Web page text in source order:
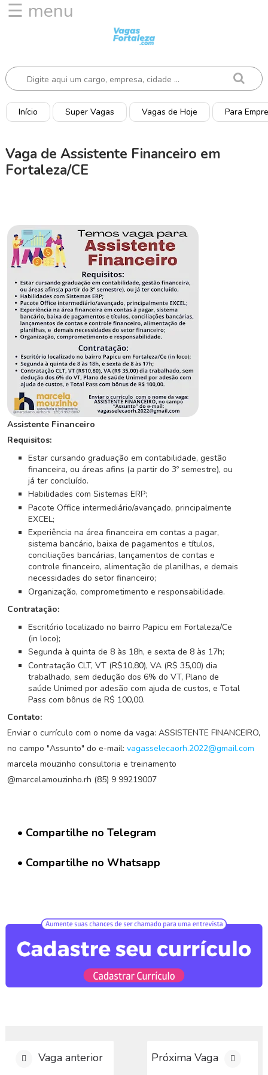
☰ menu
í
c
i
o
a
g
a
H
o
j
e
C
o
n
c
u
r
s
o
s
N
o
t
í
i
a
s
G
o
W
h
a
s
a
C
a
d
a
s
t
C
r
l
o
v
r
V
Início Super Vagas Vagas de Hoje Para
Vaga de Assistente Financeiro em
Fortaleza/CE
Assistente Financeiro
Requisitos:
Estar cursando graduação em contabilidade, gestão
financeira, ou áreas afins (a partir do 3º semestre), ou
já ter concluído.
Habilidades com Sistemas ERP;
Pacote Office intermediário/avançado, principalmente
EXCEL;
Experiência na área financeira em contas a pagar,
sistema bancário, baixa de pagamentos e títulos,
conciliações bancárias, lançamentos de contas e
controle financeiro, alimentação de planilhas, e demais
necessidades do setor financeiro;
Organização, comprometimento e responsabilidade.
Contratação:
Escritório localizado no bairro Papicu em Fortaleza/Ce
(in loco);
Segunda à quinta de 8 às 18h, e sexta de 8 às 17h;
Contratação CLT, VT (R$10,80), VA (R$ 35,00) dia
trabalhado, sem dedução dos 6% do VT, Plano de
saúde Unimed por adesão com ajuda de custos, e Total
Pass com bônus de R$ 100,00.
Contato:
Enviar o currículo com o nome da vaga: ASSISTENTE FINANCEIRO,
no campo "Assunto" do e-mail: vagasselecaorh.2022@gmail.com
marcela mouzinho consultoria e treinamento
@marcelamouzinho.rh (85) 9 99219007
• Compartilhe no Telegram
• Compartilhe no Whatsapp
Vaga anterior Próxima Vaga